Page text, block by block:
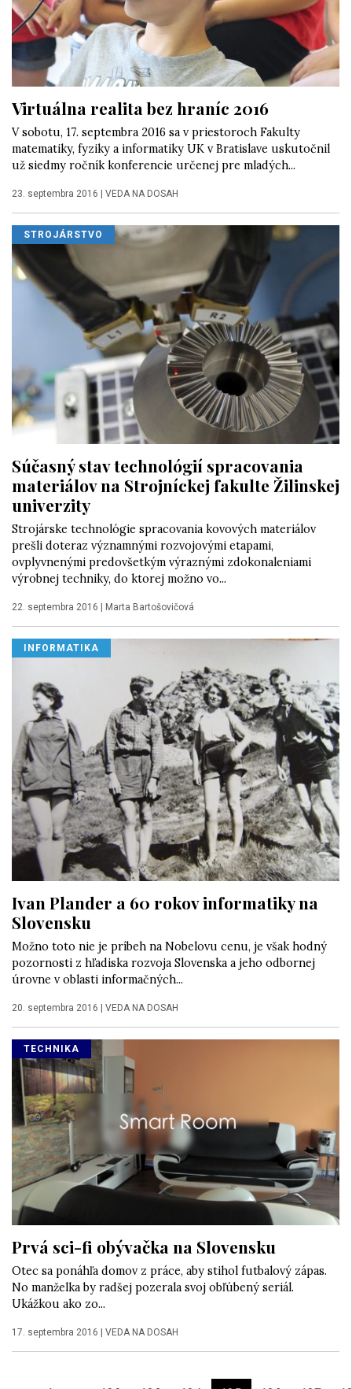
Virtuálna realita bez hraníc 2016
V sobotu, 17. septembra 2016 sa v priestoroch Fakulty
matematiky, fyziky a informatiky UK v Bratislave uskutočnil
už siedmy ročník konferencie určenej pre mladých...
23. septembra 2016 | VEDA NA DOSAH
STROJÁRSTVO
Súčasný stav technológií spracovania
materiálov na Strojníckej fakulte Žilinskej
univerzity
Strojárske technológie spracovania kovových materiálov
prešli doteraz významnými rozvojovými etapami,
ovplyvnenými predovšetkým výraznými zdokonaleniami
výrobnej techniky, do ktorej možno vo...
22. septembra 2016 Marta Bartošovičová
INFORMATIKA
Ivan Plander a 60 rokov informatiky na
Slovensku
Možno toto nie je príbeh na Nobelovu cenu, je však hodný
pozornosti z hľadiska rozvoja Slovenska a jeho odbornej
úrovne v oblasti informačných...
20. septembra 2016 | VEDA NA DOSAH
TECHNIKA
Prvá sci-fi obývačka na Slovensku
Otec sa ponáhľa domov z práce, aby stihol futbalový zápas.
No manželka by radšej pozerala svoj obľúbený seriál.
Ukážkou ako zo...
17. septembra 2016 VEDA NA DOSAH